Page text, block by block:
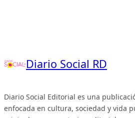
Diario Social RD
Diario Social Editorial es una
enfocada en cultura, sociedad y vida